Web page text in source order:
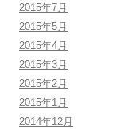
2015年7月
2015年5月
2015年4月
2015年3月
2015年2月
2015年1月
2014年12月